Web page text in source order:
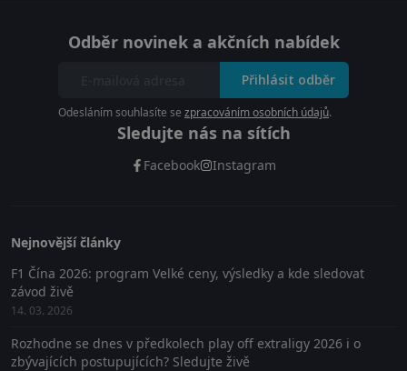
Odběr novinek a akčních nabídek
Přihlásit odběr
Odesláním souhlasíte se zpracováním osobních údajů.
Sledujte nás na sítích
Facebook Instagram
Nejnovější články
F1 Čína 2026: program Velké ceny, výsledky a kde sledovat
závod živě
14. 03. 2026
Rozhodne se dnes v předkolech play off extraligy 2026 i o
zbývajících postupujících? Sledujte živě